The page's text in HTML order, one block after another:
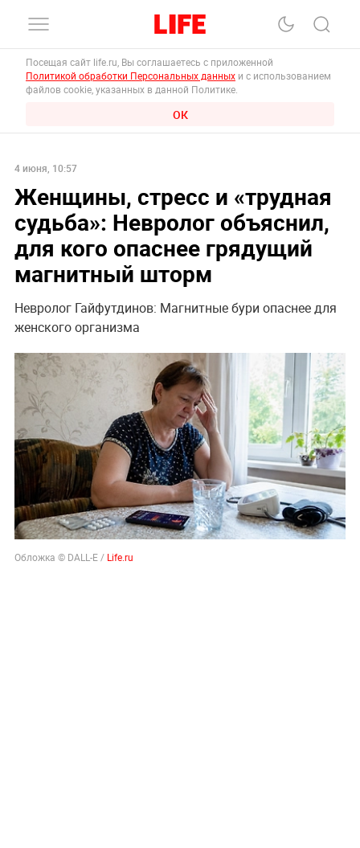
Посещая сайт life.ru, Вы соглашаетесь с приложенной
Политикой обработки Персональных данных и с использованием
файлов cookie, указанных в данной Политике.
ОК
4 июня, 10:57
Женщины, стресс и «трудная
судьба»: Невролог объяснил,
для кого опаснее грядущий
магнитный шторм
Невролог Гайфутдинов: Магнитные бури опаснее для
женского организма
Обложка © DALL-E / Life.ru